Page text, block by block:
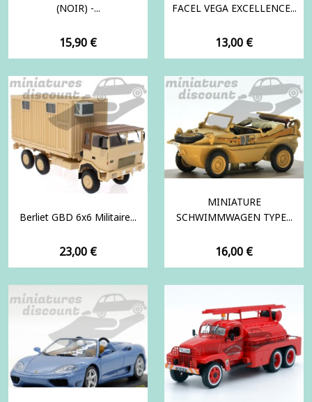
(NOIR) -...
Prix
15,90 €
FACEL VEGA EXCELLENCE...
Prix
13,00 €
Berliet GBD 6x6 Militaire...
Prix
23,00 €
MINIATURE
SCHWIMMWAGEN TYPE...
Prix
16,00 €